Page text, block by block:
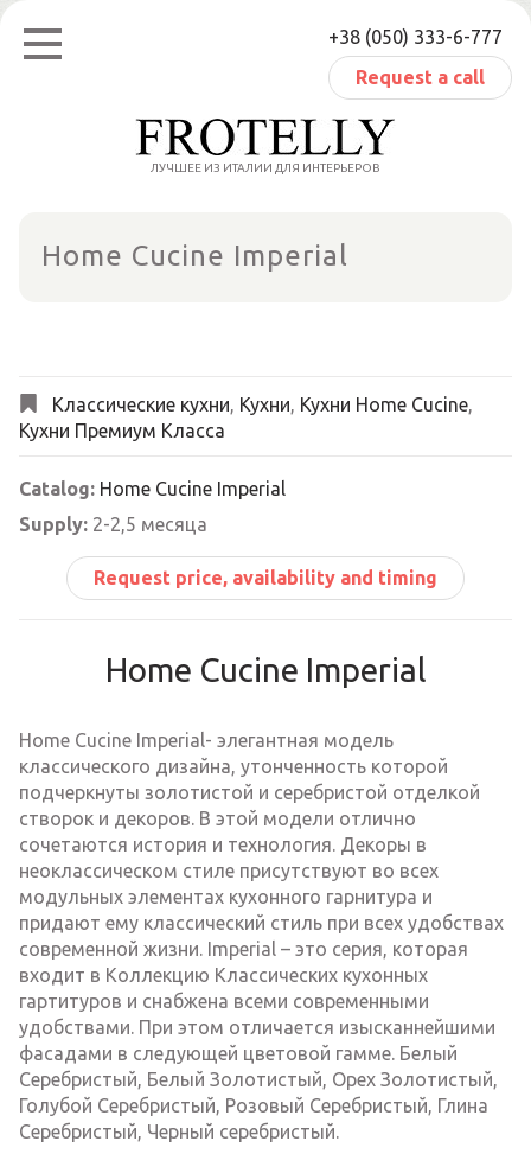
Skip
content
+38 (050) 333-6-777
Request a call
ЛУЧШЕЕ ИЗ ИТАЛИИ ДЛЯ ИНТЕРЬЕРОВ
Home Cucine Imperial
Классические кухни, Кухни, Кухни Home Cucine,
Кухни Премиум Класса
Catalog: Home Cucine Imperial
Supply: 2-2,5 месяца
Request price, availability and timing
Home Cucine Imperial
Home Cucine Imperial- элегантная модель
классического дизайна, утонченность которой
подчеркнуты золотистой и серебристой отделкой
створок и декоров. В этой модели отлично
сочетаются история и технология. Декоры в
неоклассическом стиле присутствуют во всех
модульных элементах кухонного гарнитура и
придают ему классический стиль при всех удобствах
современной жизни. Imperial – это серия, которая
входит в Коллекцию Классических кухонных
гартитуров и снабжена всеми современными
удобствами. При этом отличается изысканнейшими
фасадами в следующей цветовой гамме. Белый
Серебристый, Белый Золотистый, Орех Золотистый,
Голубой Серебристый, Розовый Серебристый, Глина
Серебристый, Черный серебристый.